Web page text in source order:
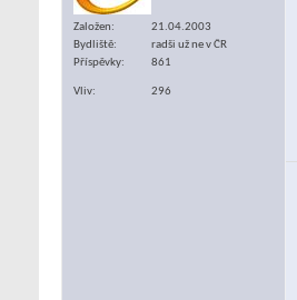
Založen
21.04.2003
Bydliště
radši už ne v ČR
Příspěvky
861
Vliv 296